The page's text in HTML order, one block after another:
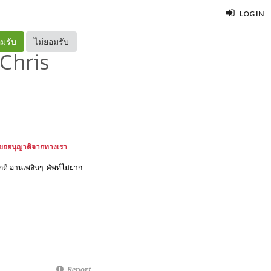
LOG IN
รับ ไม่ยอมรับ
อนุญาติจากทางเรา
อ่านเพลินๆ ศัพท์ไม่ยาก